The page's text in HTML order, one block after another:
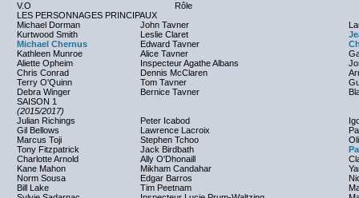
V.O
Rôle
LES PERSONNAGES PRINCIPAUX
Michael Dorman
John Tavner
Kurtwood Smith
Leslie Claret
Michael Chernus
Edward Tavner
Kathleen Munroe
Alice Tavner
Aliette Opheim
Inspecteur Agathe Albans
Chris Conrad
Dennis McClaren
Terry O'Quinn
Tom Tavner
Debra Winger
Bernice Tavner
SAISON 1
(2015/2017)
Julian Richings
Peter Icabod
Gil Bellows
Lawrence Lacroix
Marcus Toji
Stephen Tchoo
Tony Fitzpatrick
Jack Birdbath
Charlotte Arnold
Ally O'Dhonaill
Kane Mahon
Mikham Candahar
Norm Sousa
Edgar Barros
Bill Lake
Tim Peetnam